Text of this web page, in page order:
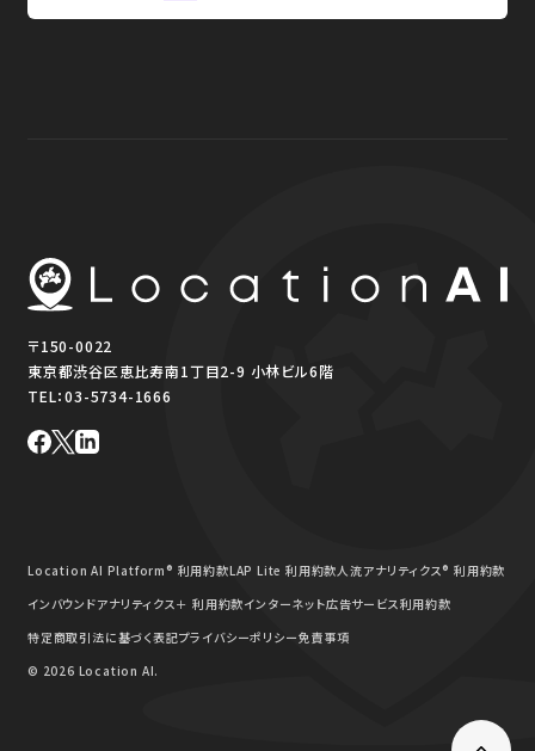
〒150-0022
東京都渋谷区恵比寿南1丁目2-9 小林ビル6階
TEL：03-5734-1666
Location AI Platform® 利用約款LAP Lite 利用約款人流アナリティクス® 利用約款
インバウンドアナリティクス＋ 利用約款インターネット広告サービス利用約款
特定商取引法に基づく表記プライバシーポリシー免責事項
© 2026 Location AI.